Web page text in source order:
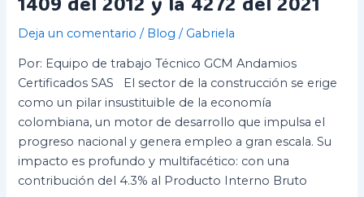
Deja un comentario / Blog / Gabriela
Por: Equipo de trabajo Técnico GCM Andamios
Certificados SAS El sector de la construcción se erige
como un pilar insustituible de la economía
colombiana, un motor de desarrollo que impulsa el
progreso nacional y genera empleo a gran escala. Su
impacto es profundo y multifacético: con una
contribución del 4.3% al Producto Interno Bruto